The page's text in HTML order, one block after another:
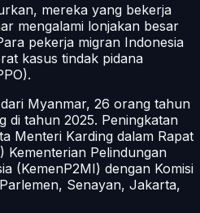
mereka yang bekerja
mengalami lonjakan besar
pekerja migran Indonesia
kasus tindak pidana
Myanmar, 26 orang tahun
di tahun 2025. Peningkatan
Menteri Karding dalam Rapat
Kementerian Pelindungan
(KemenP2MI) dengan Komisi
Senayan, Jakarta,